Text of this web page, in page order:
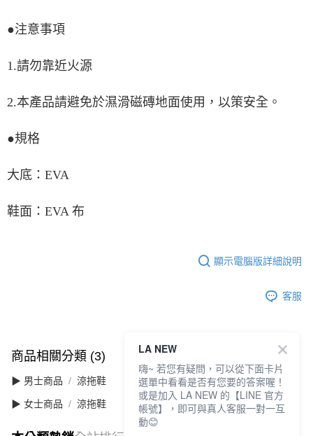
●注意事項
1.請勿靠近火源
2.本產品請避免於濕滑磁磚地面使用，以策安全。
●規格
大底：EVA
鞋面：EVA 布
顯示電腦版詳細說明
客服
商品相關分類 (3) 查看全部
▶ 男士商品 涼拖鞋
▶ 女士商品 涼拖鞋
LA NEW
嗨~ 若您有疑問，可以從下面卡片
選單中看看是否有您要的答案喔！
或是加入 LA NEW 的【LINE 官方
帳號】，即可與真人客服一對一互
動😊